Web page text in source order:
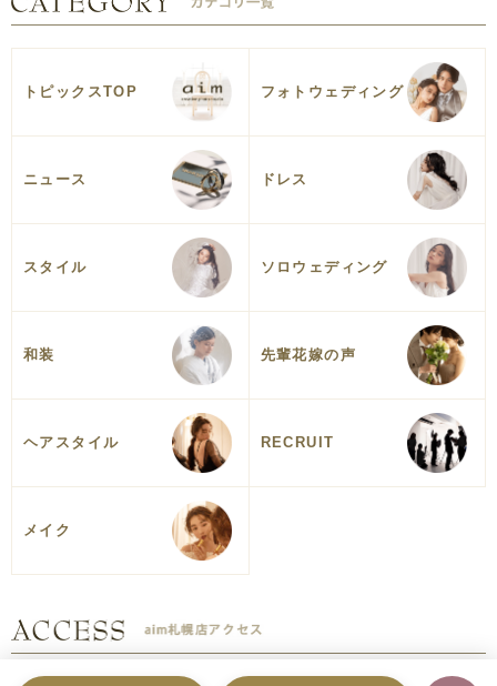
トピックスTOP フォトウェディング
ニュース ドレス
スタイル ソロウェディング
和装 先輩花嫁の声
ヘアスタイル RECRUIT
メイク